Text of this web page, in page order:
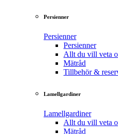
Persienner
Persienner
Persienner
Allt du vill veta
Mätråd
Tillbehör &
Lamellgardiner
Lamellgardiner
Allt du vill veta
Mätråd